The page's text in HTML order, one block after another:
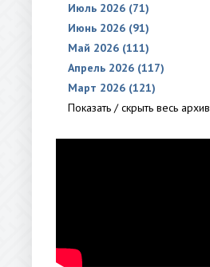
Июль 2026 (71)
Июнь 2026 (91)
Май 2026 (111)
Апрель 2026 (117)
Март 2026 (121)
Показать / скрыть весь архив